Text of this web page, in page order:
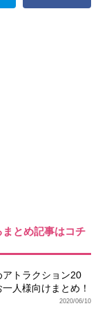
まとめ記事はコチ
アトラクション20
人様向けまとめ！
2020/06/10